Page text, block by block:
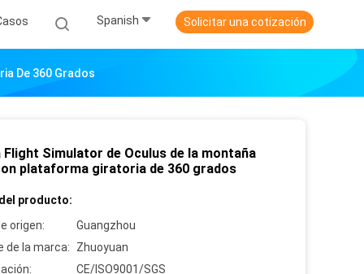
Spanish Solicitar una cotización
De 360 Grados
Flight Simulator de Oculus de la montaña
plataforma giratoria de 360 grados
producto:
origen:
Guangzhou
de la marca:
Zhuoyuan
CE/ISO9001/SGS